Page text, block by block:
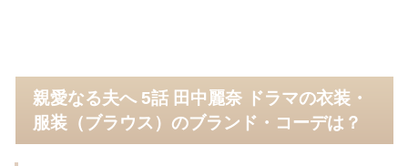
親愛なる夫へ 5話 田中麗奈 ドラマの衣装・
服装（ブラウス）のブランド・コーデは？